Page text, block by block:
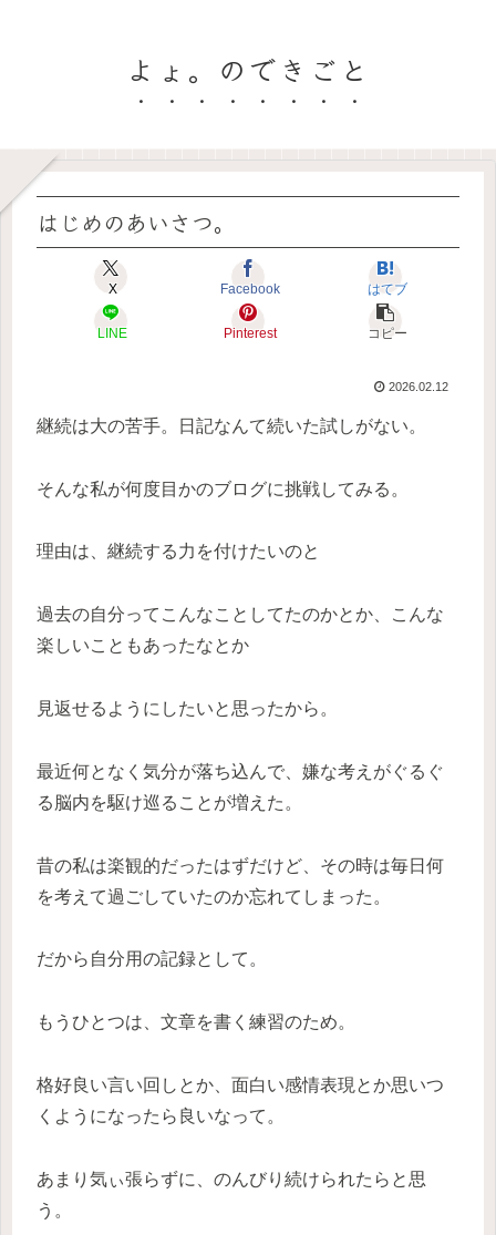
よょ。のできごと
はじめのあいさつ。
X Facebook はてブ
LINE Pinterest コピー
2026.02.12
継続は大の苦手。日記なんて続いた試しがない。
そんな私が何度目かのブログに挑戦してみる。
理由は、継続する力を付けたいのと
過去の自分ってこんなことしてたのかとか、こんな
楽しいこともあったなとか
見返せるようにしたいと思ったから。
最近何となく気分が落ち込んで、嫌な考えがぐるぐ
る脳内を駆け巡ることが増えた。
昔の私は楽観的だったはずだけど、その時は毎日何
を考えて過ごしていたのか忘れてしまった。
だから自分用の記録として。
もうひとつは、文章を書く練習のため。
格好良い言い回しとか、面白い感情表現とか思いつ
くようになったら良いなって。
あまり気ぃ張らずに、のんびり続けられたらと思
う。